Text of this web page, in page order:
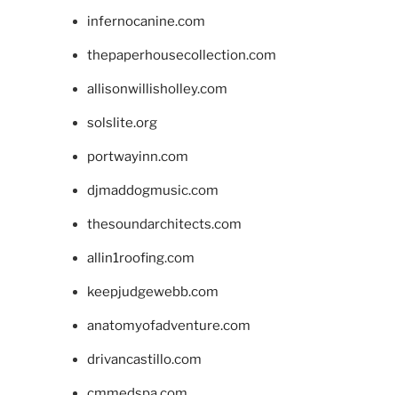
infernocanine.com
thepaperhousecollection.com
allisonwillisholley.com
solslite.org
portwayinn.com
djmaddogmusic.com
thesoundarchitects.com
allin1roofing.com
keepjudgewebb.com
anatomyofadventure.com
drivancastillo.com